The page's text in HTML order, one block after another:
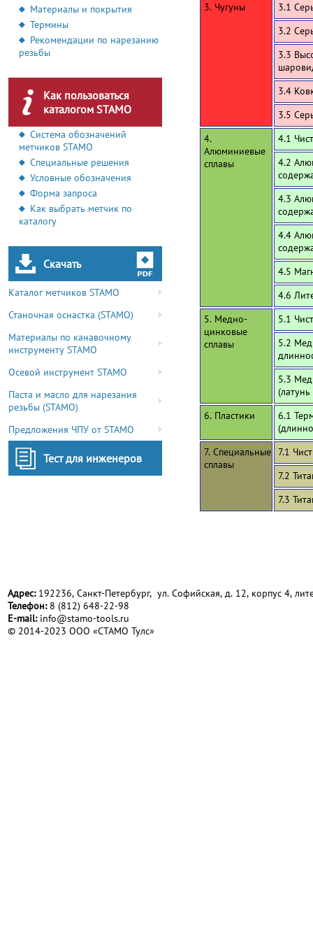
Материалы и покрытия
Термины
Рекомендации по нарезанию
резьбы
Как пользоваться
каталогом STAMO
Система обозначений
метчиков STAMO
Специальные решения
Условные обозначения
Форма запроса
Как выбрать метчик по
каталогу
Скачать
Каталог метчиков STAMO
Станочная оснастка (STAMO)
Материалы по канавочному
инструменту STAMO
Осевой инструмент STAMO
Паста и масло для нарезания
резьбы (STAMO)
Предложения ЧПУ от STAMO
Тест для инженеров
3. Чугуны
3.1
3.2
3.3
3.4
3.5
4.
Алюминиевые
сплавы
4.1
4.2
4.3
4.4
4.5
4.6
5. Медно-
цинковые
сплавы
5.1
5.2
5.3
6. Пластики
6.1
7. Специальные
сплавы
7.1
7.2
7.3
Адрес:192236, Санкт-Петербург, ул. Софийская, д. 12, корпус 4,
Телефон:8 (812) 648-22-98
Е-mail: info@stamo-tools.ru
© 2014-2023 ООО «СТАМО Тулс»